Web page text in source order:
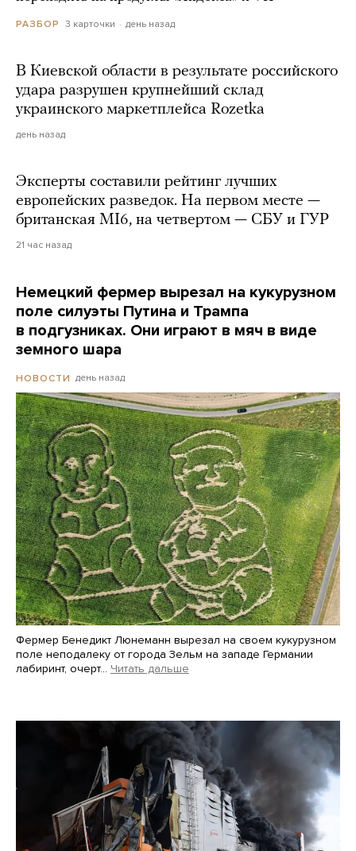
РАЗБОР 3 карточки день назад
В Киевской области в результате российского
удара разрушен крупнейший склад
украинского маркетплейса Rozetka
день назад
Эксперты составили рейтинг лучших
европейских разведок. На первом месте —
британская MI6, на четвертом — СБУ и ГУР
21 час назад
Немецкий фермер вырезал на кукурузном
поле силуэты Путина и Трампа
в подгузниках. Они играют в мяч в виде
земного шара
НОВОСТИ день назад
Фермер Бенедикт Люнеманн вырезал на своем кукурузном
поле неподалеку от города Зельм на западе Германии
лабиринт, очерт… Читать дальше